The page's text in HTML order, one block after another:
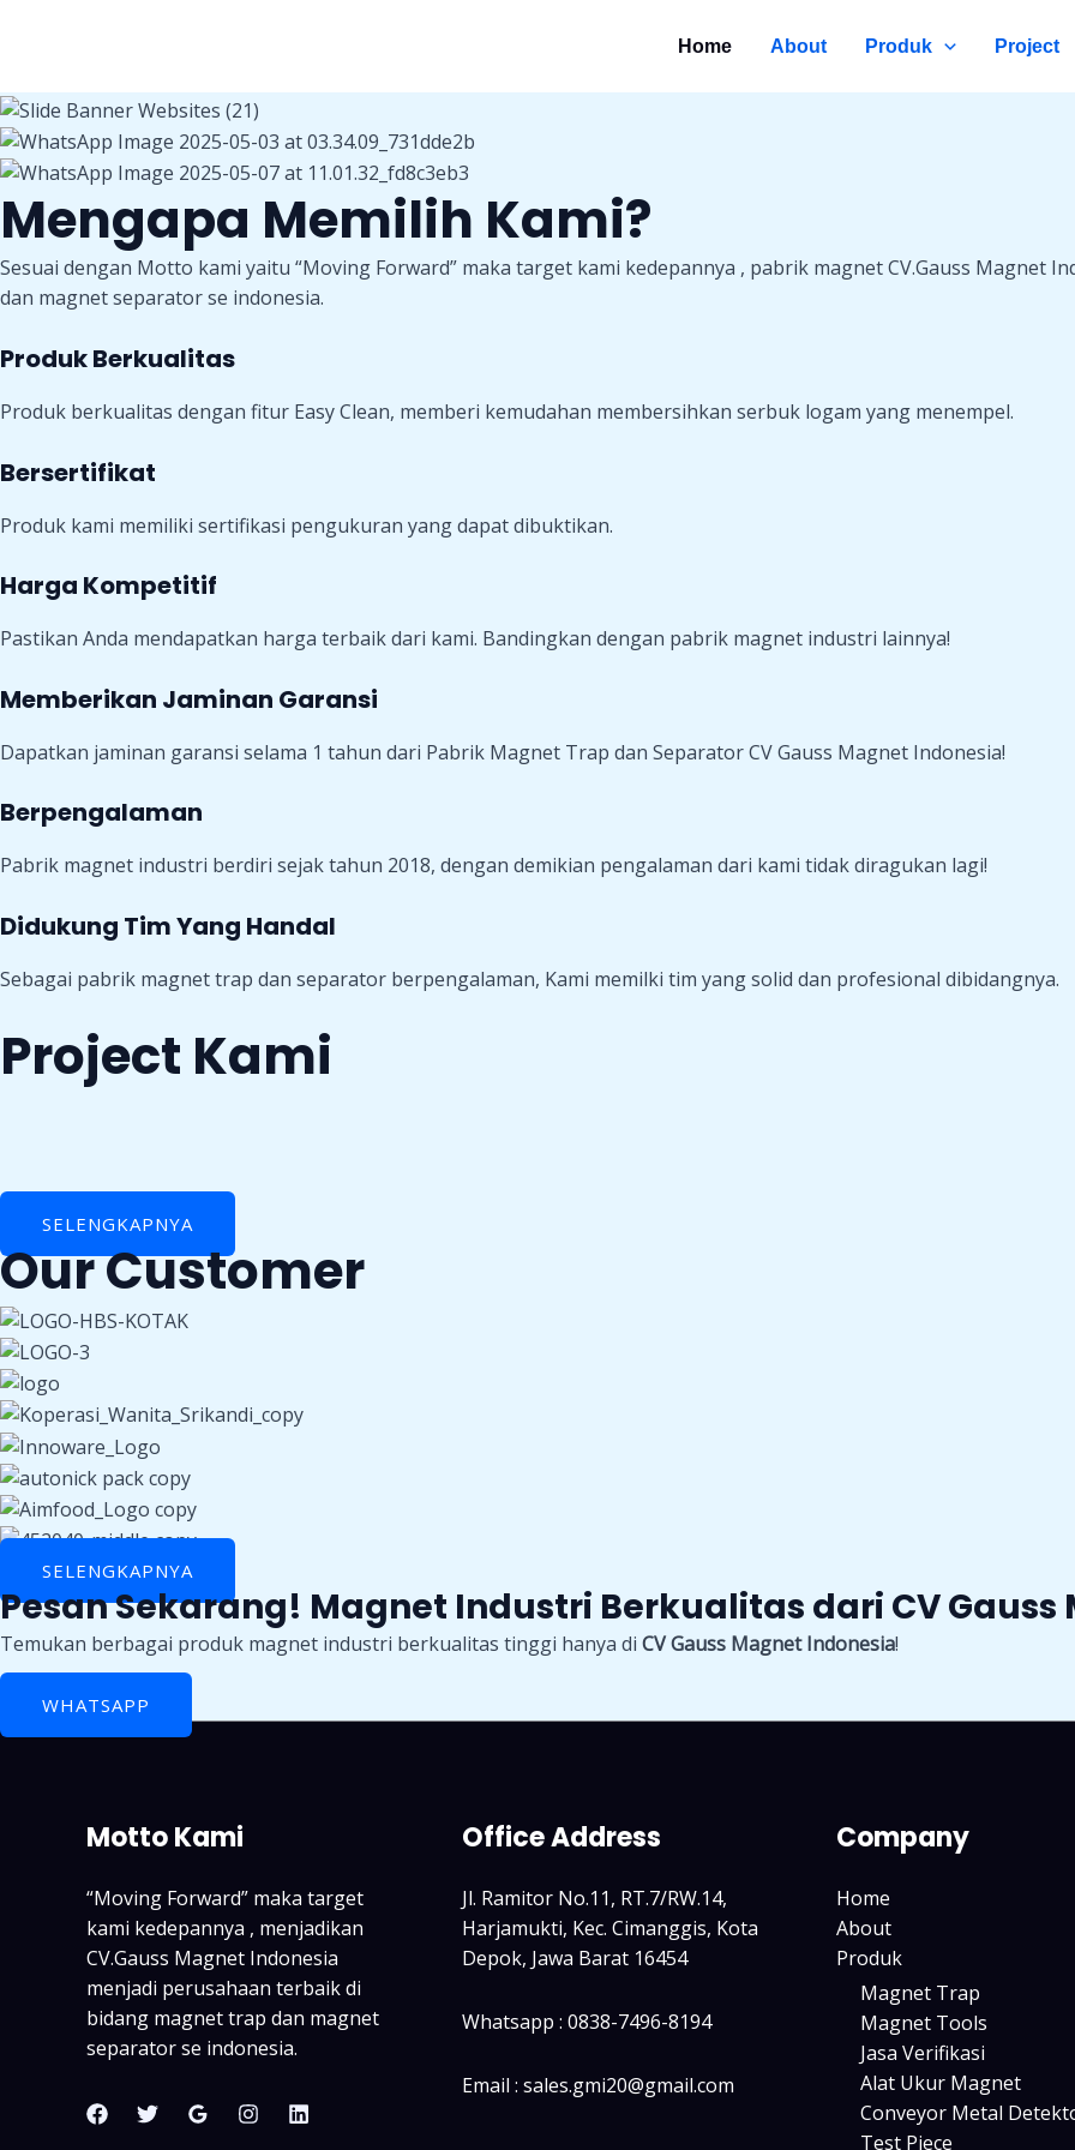
Home About Produk Project
Mengapa Memilih Kami?
Sesuai dengan Motto kami yaitu “Moving Forward” maka target kami kedepannya , pabrik magnet CV.Gauss Magnet
dan magnet separator se indonesia.
Produk Berkualitas
Produk berkualitas dengan fitur Easy Clean, memberi kemudahan membersihkan serbuk logam yang menempel.
Bersertifikat
Produk kami memiliki sertifikasi pengukuran yang dapat dibuktikan.
Harga Kompetitif
Pastikan Anda mendapatkan harga terbaik dari kami. Bandingkan dengan pabrik magnet industri lainnya!
Memberikan Jaminan Garansi
Dapatkan jaminan garansi selama 1 tahun dari Pabrik Magnet Trap dan Separator CV Gauss Magnet Indonesia!
Berpengalaman
Pabrik magnet industri berdiri sejak tahun 2018, dengan demikian pengalaman dari kami tidak diragukan lagi!
Didukung Tim Yang Handal
Sebagai pabrik magnet trap dan separator berpengalaman, Kami memilki tim yang solid dan profesional dibidangnya.
Project Kami
SELENGKAPNYA
Our Customer
SELENGKAPNYA
Pesan Sekarang! Magnet Industri Berkualitas dari CV Gauss
Temukan berbagai produk magnet industri berkualitas tinggi hanya di CV Gauss Magnet Indonesia!
WHATSAPP
Motto Kami
“Moving Forward” maka target
kami kedepannya , menjadikan
CV.Gauss Magnet Indonesia
menjadi perusahaan terbaik di
bidang magnet trap dan magnet
separator se indonesia.
Office Address
Jl. Ramitor No.11, RT.7/RW.14,
Harjamukti, Kec. Cimanggis, Kota
Depok, Jawa Barat 16454
Whatsapp : 0838-7496-8194
Email : sales.gmi20@gmail.com
Company
Home
About
Produk
Magnet Trap
Magnet Tools
Jasa Verifikasi
Alat Ukur Magnet
Conveyor Metal
Test Piece